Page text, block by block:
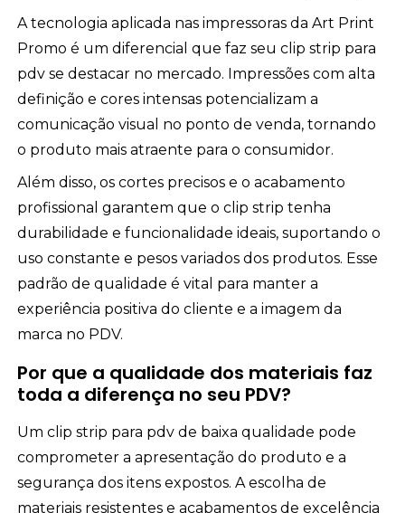
A tecnologia aplicada nas impressoras da Art Print
Promo é um diferencial que faz seu clip strip para
pdv se destacar no mercado. Impressões com alta
definição e cores intensas potencializam a
comunicação visual no ponto de venda, tornando
o produto mais atraente para o consumidor.
Além disso, os cortes precisos e o acabamento
profissional garantem que o clip strip tenha
durabilidade e funcionalidade ideais, suportando o
uso constante e pesos variados dos produtos. Esse
padrão de qualidade é vital para manter a
experiência positiva do cliente e a imagem da
marca no PDV.
Por que a qualidade dos materiais faz
toda a diferença no seu PDV?
Um clip strip para pdv de baixa qualidade pode
comprometer a apresentação do produto e a
segurança dos itens expostos. A escolha de
materiais resistentes e acabamentos de excelência